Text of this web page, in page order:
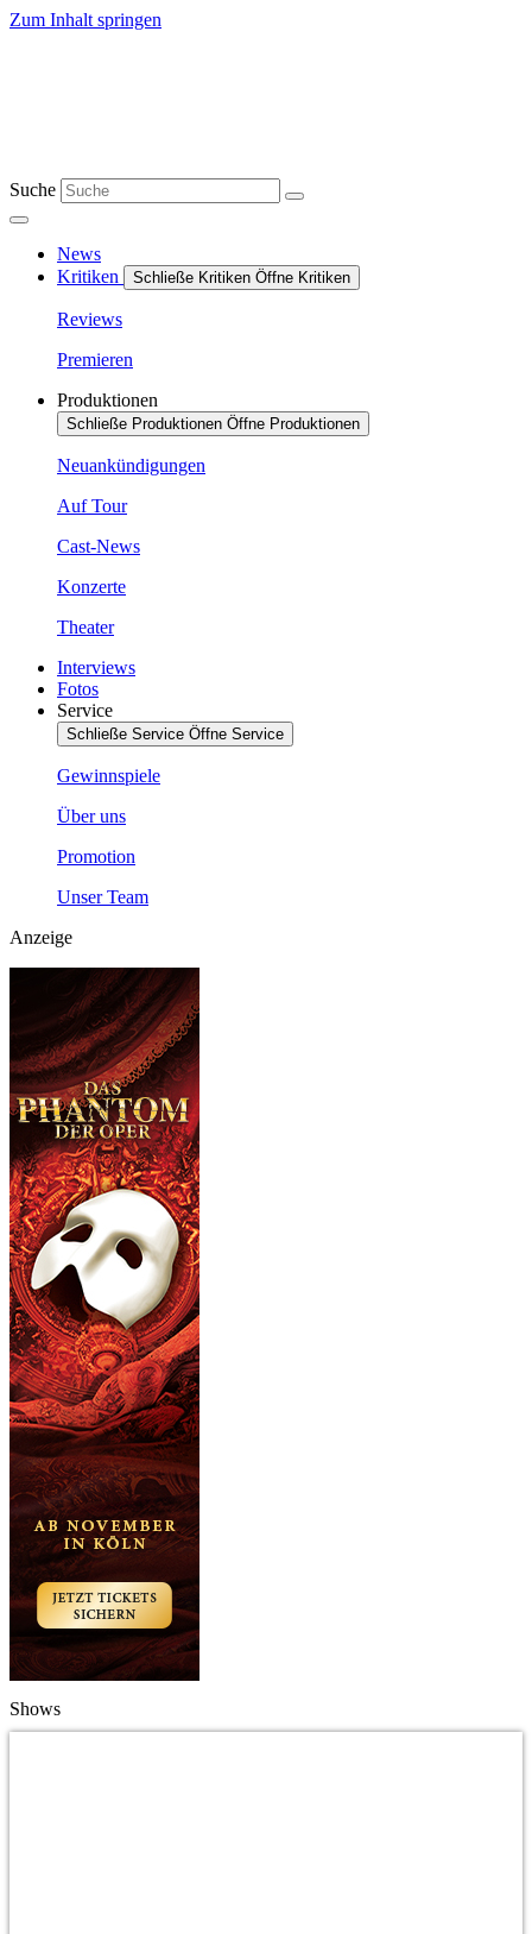
Zum Inhalt springen
Suche
News
Kritiken
Schließe Kritiken Öffne Kritiken
Reviews
Premieren
Produktionen
Schließe Produktionen Öffne Produktionen
Neuankündigungen
Auf Tour
Cast-News
Konzerte
Theater
Interviews
Fotos
Service
Schließe Service Öffne Service
Gewinnspiele
Über uns
Promotion
Unser Team
Anzeige
Shows